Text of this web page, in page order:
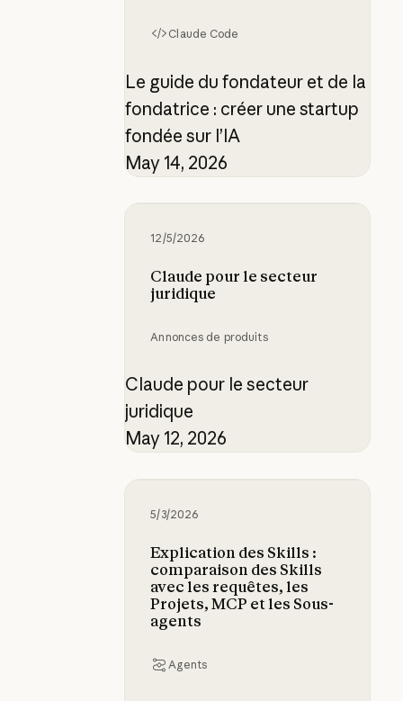
Claude Code
Le guide du fondateur et de la
fondatrice : créer une startup
fondée sur l’IA
May 14, 2026
12/5/2026
Claude pour le secteur
juridique
Annonces de produits
Claude pour le secteur
juridique
May 12, 2026
Claude pour le secteur juridique
5/3/2026
Explication des Skills :
comparaison des Skills
avec les requêtes, les
Projets, MCP et les Sous-
agents
Agents
Explication des Skills :